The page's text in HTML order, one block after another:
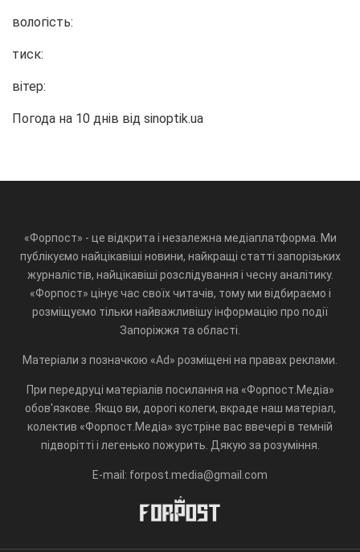
вологість:
тиск:
вітер:
Погода на 10 днів від sinoptik.ua
«Форпост» - це відкрита і незалежна медіаплатформа. Ми
публікуємо найцікавіші новини, найкращі статті запорізьких
журналістів, найцікавіші розслідування і чесну аналітику.
«Форпост» цінує час своїх читачів, тому ми відбираємо і
розміщуємо тільки найважливішу інформацію про події
Запоріжжя та області.
Матеріали з позначкою «Ad» розміщені на правах реклами.
При передруці матеріалів посилання на «Форпост.Медіа»
обов'язкове. Якщо ви, дорогі колеги, вкраде наш матеріал,
колектив «Форпост.Медіа» зустріне вас ввечері в темній
підворітті і легенько пожурить. Дякую за розуміння.
E-mail: forpost.media@gmail.com